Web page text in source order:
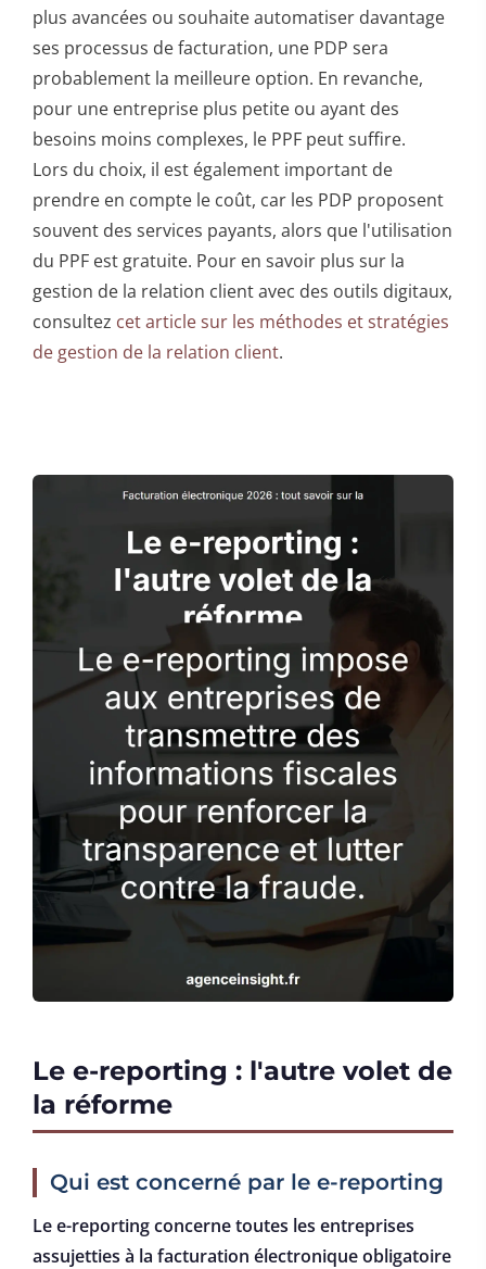
plus avancées ou souhaite automatiser davantage
ses processus de facturation, une PDP sera
probablement la meilleure option. En revanche,
pour une entreprise plus petite ou ayant des
besoins moins complexes, le PPF peut suffire.
Lors du choix, il est également important de
prendre en compte le coût, car les PDP proposent
souvent des services payants, alors que l'utilisation
du PPF est gratuite. Pour en savoir plus sur la
gestion de la relation client avec des outils digitaux,
consultez cet article sur les méthodes et stratégies
de gestion de la relation client.
Le e-reporting : l'autre volet de
la réforme
Qui est concerné par le e-reporting
Le e-reporting concerne toutes les entreprises
assujetties à la facturation électronique obligatoire